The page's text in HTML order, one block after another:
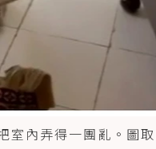
內弄得一團亂。圖取